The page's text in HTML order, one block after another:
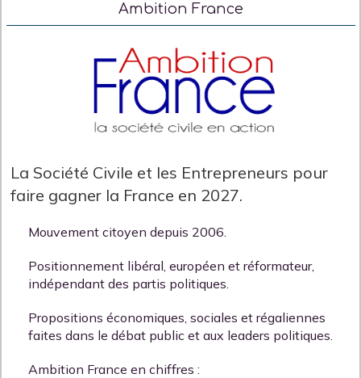
Ambition France
La Société Civile et les Entrepreneurs pour
faire gagner la France en 2027.
Mouvement citoyen depuis 2006.
Positionnement libéral, européen et réformateur,
indépendant des partis politiques.
Propositions économiques, sociales et régaliennes
faites dans le débat public et aux leaders politiques.
Ambition France en chiffres :